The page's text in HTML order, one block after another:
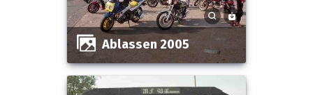
Ablassen 2005